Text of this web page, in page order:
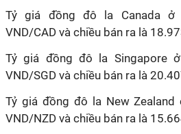
Tỷ giá đồng đô la Canada ở
VND/CAD và chiều bán ra là
Tỷ giá đồng đô la Singapore
VND/SGD và chiều bán ra là
Tỷ giá đồng đô la New
VND/NZD và chiều bán ra là